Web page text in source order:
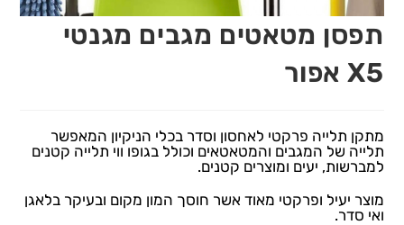
תפסן מטאטים מגבים מגנטי
X5 אפור
מתקן תלייה פרקטי לאחסון וסדר בכלי הניקיון המאפשר
תלייה של המגבים והמטאטאים וכולל בגופו ווי תלייה קטנים
למברשות, יעים ומוצרים קטנים.
מוצר יעיל ופרקטי מאוד אשר חוסך המון מקום ובעיקר בלאגן
ואי סדר.